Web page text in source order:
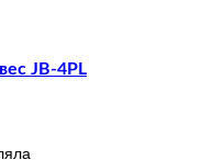
JB-4PL